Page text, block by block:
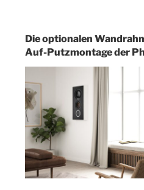
Die optionalen
Auf-Putzmontage der